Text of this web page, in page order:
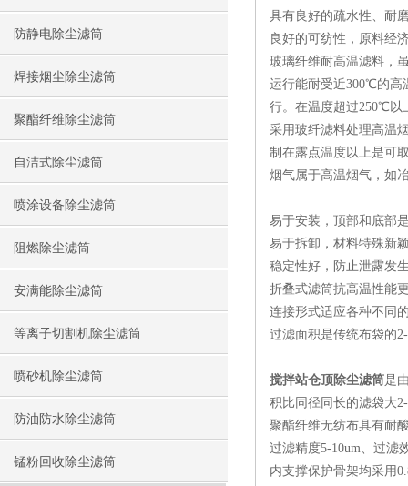
防静电除尘滤筒
焊接烟尘除尘滤筒
聚酯纤维除尘滤筒
自洁式除尘滤筒
喷涂设备除尘滤筒
阻燃除尘滤筒
安满能除尘滤筒
等离子切割机除尘滤筒
喷砂机除尘滤筒
防油防水除尘滤筒
锰粉回收除尘滤筒
具有良好的疏水性、耐
良好的可纺性，原料经
玻璃纤维耐高温滤料，
运行能耐受近300℃的高
行。在温度超过250℃以
采用玻纤滤料处理高温
制在露点温度以上是可
烟气属于高温烟气，如
易于安装，顶部和底部
易于拆卸，材料特殊新
稳定性好，防止泄露发
折叠式滤筒抗高温性能
连接形式适应各种不同
过滤面积是传统布袋的
搅拌站仓顶除尘滤筒是
积比同径同长的滤袋大
聚酯纤维无纺布具有耐
过滤精度5-10um、过滤
内支撑保护骨架均采用